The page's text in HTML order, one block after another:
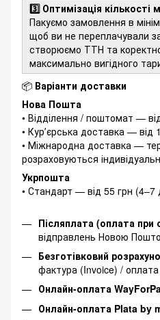
3️⃣ Оптимізація кількості
Пакуємо замовлення в
щоб ви не переплачували
створюємо ТТН та
максимально вигідного
📦 Варіанти доставки
Нова Пошта
• Відділення / поштомат —
• Курʼєрська доставка — від
• Міжнародна доставка —
розраховуються
Укрпошта
• Стандарт — від 55 грн (4–7
Післяплата (оплата при
відправлень Новою
Безготівковий
фактура (Invoice) / оплата
Онлайн-оплата
Онлайн-оплата Plata by